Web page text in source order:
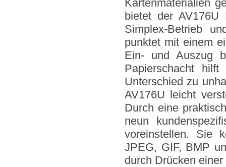
Kartenmaterialien
bietet der AV176U
Simplex-Betrieb
punktet mit einem
Ein- und Auszug
Papierschacht
Unterschied zu
AV176U leicht
Durch eine
neun
voreinstellen. Sie
JPEG, GIF, BMP
durch Drücken